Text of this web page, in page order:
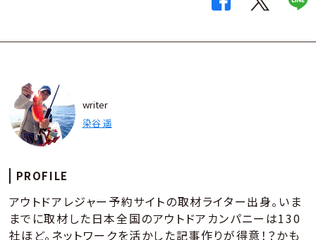
writer
染谷 遥
PROFILE
アウトドアレジャー予約サイトの取材ライター出身。いま
までに取材した日本全国のアウトドアカンパニーは130
社ほど。ネットワークを活かした記事作りが得意！？かも